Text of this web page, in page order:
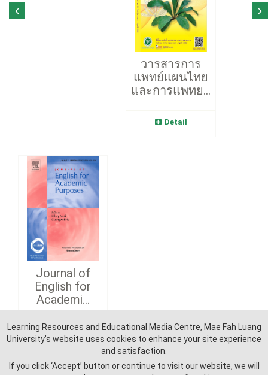
Learning Resources and Educational Media Centre, Mae Fah Luang
University’s website uses cookies to enhance your site experience
and satisfaction.
If you click ‘Accept’ button or continue to visit our website, we will
วารสารการ
แพทย์แผนไทย
และการแพทย...
Detail
Journal of
English for
Academi...
Detail